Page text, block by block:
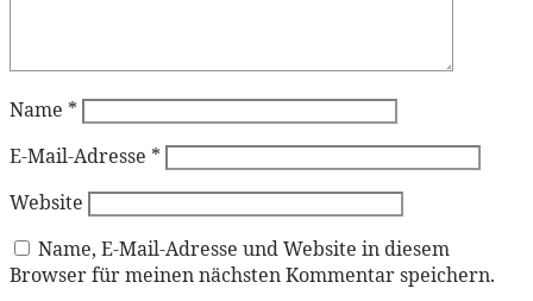
Name *
E-Mail-Adresse *
Website
Name, E-Mail-Adresse und Website in diesem
Browser für meinen nächsten Kommentar speichern.